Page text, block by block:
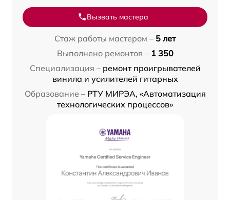
Вызвать мастера
Стаж работы мастером – 5 лет
Выполнено ремонтов – 1 350
Специализация – ремонт проигрывателей
винила и усилителей гитарных
Образование – РТУ МИРЭА, «Автоматизация
технологических процессов»